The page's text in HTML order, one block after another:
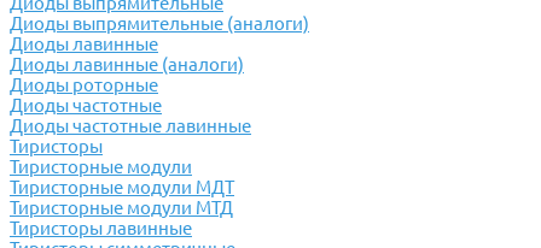
Диоды выпрямительные (аналоги)
Диоды лавинные
Диоды лавинные (аналоги)
Диоды роторные
Диоды частотные
Диоды частотные лавинные
Тиристоры
Тиристорные модули
Тиристорные модули МДТ
Тиристорные модули МТД
Тиристоры лавинные